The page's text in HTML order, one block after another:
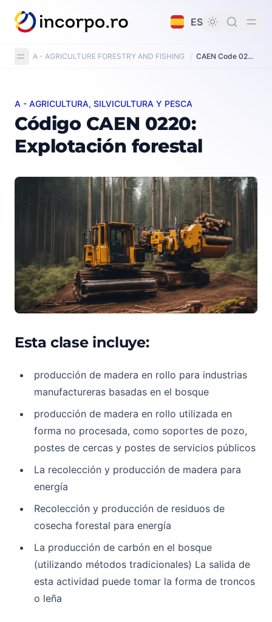
principal
ES
A - AGRICULTURE FORESTRY AND FISHING / CAEN Code 0220: Logging
Código CAEN 0220: Explotación forestal
A - AGRICULTURA, SILVICULTURA Y PESCA
Código CAEN 0220:
Explotación forestal
Esta clase incluye:
producción de madera en rollo para industrias
manufactureras basadas en el bosque
producción de madera en rollo utilizada en
forma no procesada, como soportes de pozo,
postes de cercas y postes de servicios públicos
La recolección y producción de madera para
energía
Recolección y producción de residuos de
cosecha forestal para energía
La producción de carbón en el bosque
(utilizando métodos tradicionales) La salida de
esta actividad puede tomar la forma de troncos
o leña